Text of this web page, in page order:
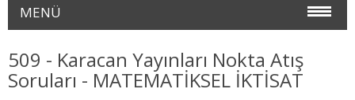
MENÜ
İŞLETME
509 - Karacan Yayınları Nokta Atış
Soruları - MATEMATİKSEL İKTİSAT